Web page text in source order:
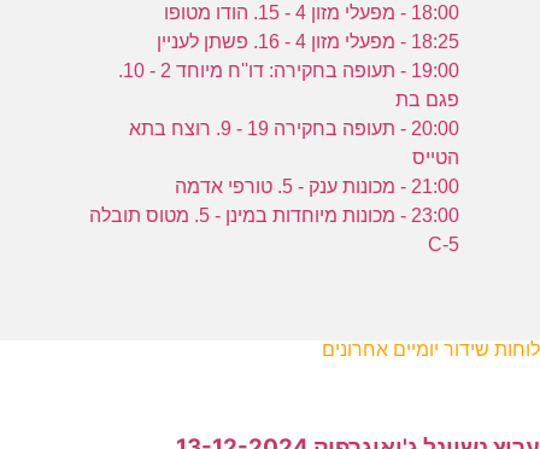
18:00 - מפעלי מזון 4 - 15. הודו מטופו
18:25 - מפעלי מזון 4 - 16. פשתן לעניין
19:00 - תעופה בחקירה: דו''ח מיוחד 2 - 10.
פגם בת
20:00 - תעופה בחקירה 19 - 9. רוצח בתא
הטייס
21:00 - מכונות ענק - 5. טורפי אדמה
23:00 - מכונות מיוחדות במינן - 5. מטוס תובלה
C-5
לוחות שידור יומיים אחרונים